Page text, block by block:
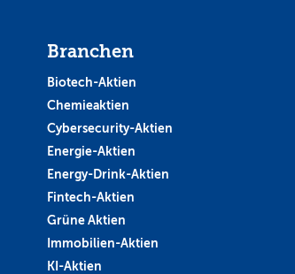
Branchen
Biotech-Aktien
Chemieaktien
Cybersecurity-Aktien
Energie-Aktien
Energy-Drink-Aktien
Fintech-Aktien
Grüne Aktien
Immobilien-Aktien
KI-Aktien